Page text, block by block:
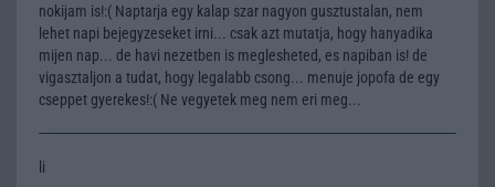
nokijam is!:( Naptarja egy kalap szar nagyon gusztustalan, nem
lehet napi bejegyzeseket irni... csak azt mutatja, hogy hanyadika
mijen nap... de havi nezetben is meglesheted, es napiban is! de
vigasztaljon a tudat, hogy legalabb csong... menuje jopofa de egy
cseppet gyerekes!:( Ne vegyetek meg nem eri meg...
li